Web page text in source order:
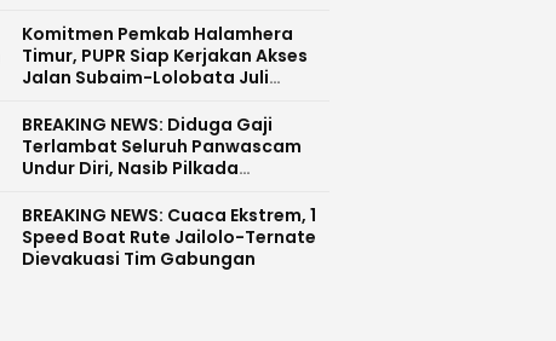
Komitmen Pemkab Halamhera
Timur, PUPR Siap Kerjakan Akses
Jalan Subaim-Lolobata Juli
BREAKING NEWS: Diduga Gaji
Terlambat Seluruh Panwascam
Undur Diri, Nasib Pilkada
BREAKING NEWS: Cuaca Ekstrem, 1
Speed Boat Rute Jailolo-Ternate
Dievakuasi Tim Gabungan